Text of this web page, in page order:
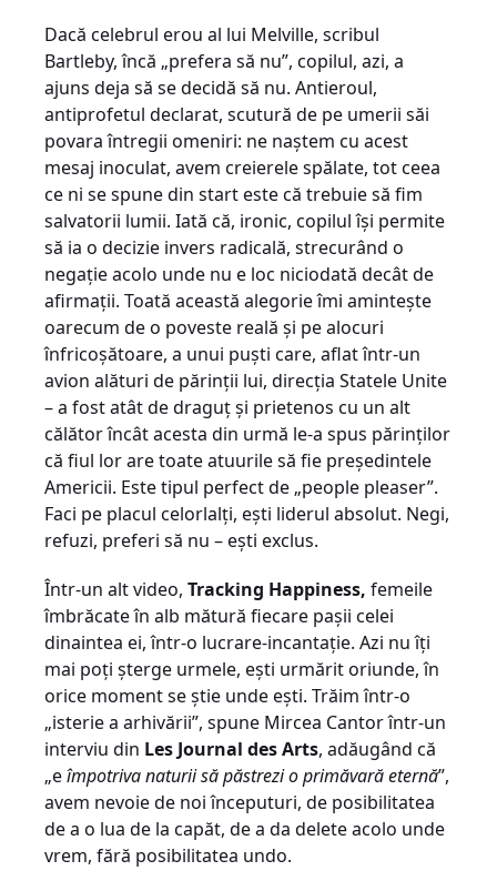
Dacă celebrul erou al lui Melville, scribul
Bartleby, încă „prefera să nu”, copilul, azi, a
ajuns deja să se decidă să nu. Antieroul,
antiprofetul declarat, scutură de pe umerii săi
povara întregii omeniri: ne naştem cu acest
mesaj inoculat, avem creierele spălate, tot ceea
ce ni se spune din start este că trebuie să fim
salvatorii lumii. Iată că, ironic, copilul îşi permite
să ia o decizie invers radicală, strecurând o
negaţie acolo unde nu e loc niciodată decât de
afirmaţii. Toată această alegorie îmi aminteşte
oarecum de o poveste reală şi pe alocuri
înfricoşătoare, a unui puşti care, aflat într-un
avion alături de părinţii lui, direcţia Statele Unite
– a fost atât de draguţ şi prietenos cu un alt
călător încât acesta din urmă le-a spus părinţilor
că fiul lor are toate atuurile să fie preşedintele
Americii. Este tipul perfect de „people pleaser”.
Faci pe placul celorlalţi, eşti liderul absolut. Negi,
refuzi, preferi să nu – eşti exclus.
Într-un alt video, Tracking Happiness, femeile
îmbrăcate în alb mătură fiecare paşii celei
dinaintea ei, într-o lucrare-incantaţie. Azi nu îţi
mai poţi şterge urmele, eşti urmărit oriunde, în
orice moment se ştie unde eşti. Trăim într-o
„isterie a arhivării”, spune Mircea Cantor într-un
interviu din Les Journal des Arts, adăugând că
„eîmpotriva naturii să păstrezi o primăvară eternă”,
avem nevoie de noi începuturi, de posibilitatea
de a o lua de la capăt, de a da delete acolo unde
vrem, fără posibilitatea undo.